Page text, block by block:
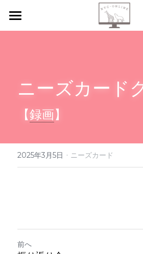
【新規申込】
共感傾聴
ニーズカード
振り返り会
ニーズカード
【録画】
2025年3月5日 · ニーズカード
前へ